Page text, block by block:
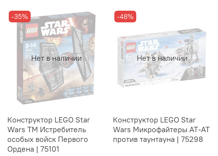
Нет в наличии
-35%
Конструктор LEGO Star
Wars TM Истребитель
особых войск Первого
Ордена | 75101
Нет в наличии
-48%
Конструктор LEGO Star
Wars Микрофайтеры AT-AT
против таунтауна | 75298